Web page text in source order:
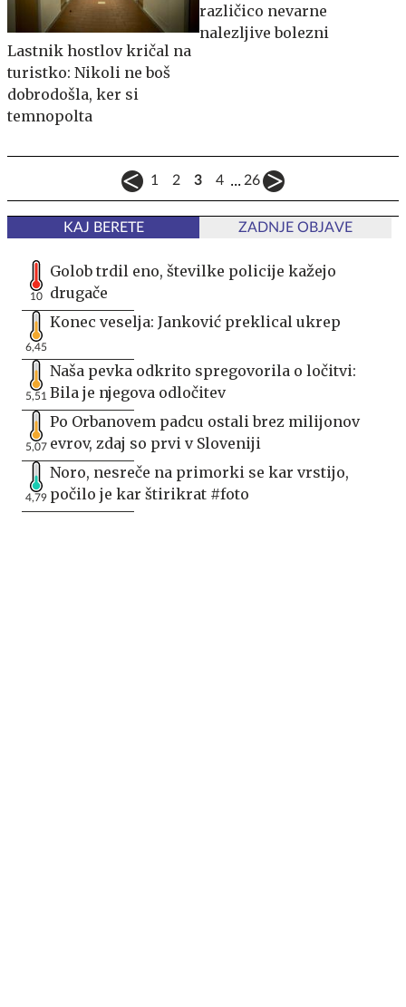
Lastnik hostlov kričal na
turistko: Nikoli ne boš
dobrodošla, ker si
temnopolta
različico nevarne
nalezljive bolezni
1 2 3 4 ... 26
KAJ BERETE ZADNJE OBJAVE
10
Golob trdil eno, številke policije kažejo
drugače
6,45
Konec veselja: Janković preklical ukrep
5,51
Naša pevka odkrito spregovorila o ločitvi:
Bila je njegova odločitev
5,07
Po Orbanovem padcu ostali brez milijonov
evrov, zdaj so prvi v Sloveniji
4,79
Noro, nesreče na primorki se kar vrstijo,
počilo je kar štirikrat #foto